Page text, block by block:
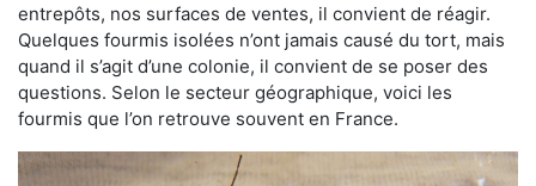
entrepôts, nos surfaces de ventes, il convient de réagir.
Quelques fourmis isolées n’ont jamais causé du tort, mais
quand il s’agit d’une colonie, il convient de se poser des
questions. Selon le secteur géographique, voici les
fourmis que l’on retrouve souvent en France.